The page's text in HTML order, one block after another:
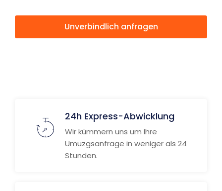
Unverbindlich anfragen
24h Express-Abwicklung
Wir kümmern uns um Ihre
Umuzgsanfrage in weniger als 24
Stunden.